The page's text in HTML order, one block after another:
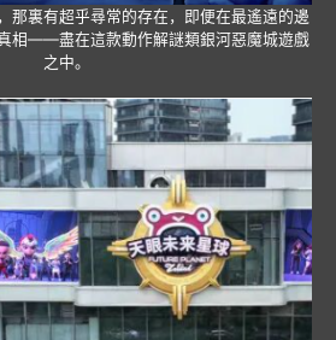
那裏有超乎尋常的存在，即便在最遙遠的邊
相——盡在這款動作解謎類銀河惡魔城遊戲
之中。